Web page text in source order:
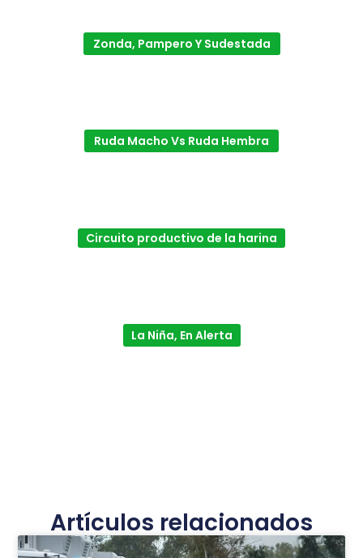
Zonda, Pampero Y Sudestada
Ruda Macho Vs Ruda Hembra
Circuito productivo de la harina
La Niña, En Alerta
Artículos relacionados